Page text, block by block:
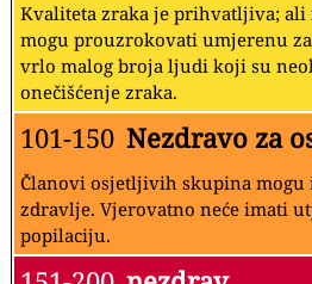
Kvaliteta zraka je prihvatljiva; ali
mogu prouzrokovati umjerenu
vrlo malog broja ljudi koji su
onečišćenje zraka.
101-150 Nezdravo za
Članovi osjetljivih skupina mogu
zdravlje. Vjerovatno neće imati
popilaciju.